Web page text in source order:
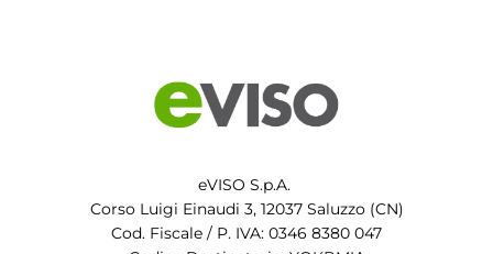
eVISO S.p.A.
Corso Luigi Einaudi 3, 12037 Saluzzo (CN)
Cod. Fiscale / P. IVA: 0346 8380 047